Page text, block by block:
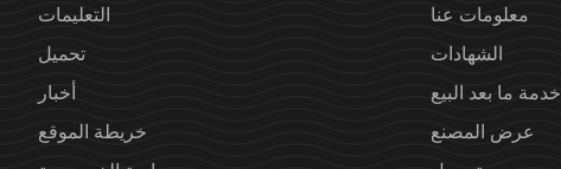
التعليمات
تحميل
أخبار
خريطة الموقع
معلومات عنا
الشهادات
خدمة ما بعد البيع
عرض المصنع